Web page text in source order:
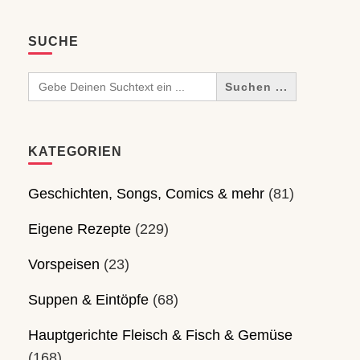
SUCHE
Search
for:
KATEGORIEN
Geschichten, Songs, Comics & mehr(81)
Eigene Rezepte(229)
Vorspeisen (23)
Suppen & Eintöpfe(68)
Hauptgerichte Fleisch & Fisch & Gemüse